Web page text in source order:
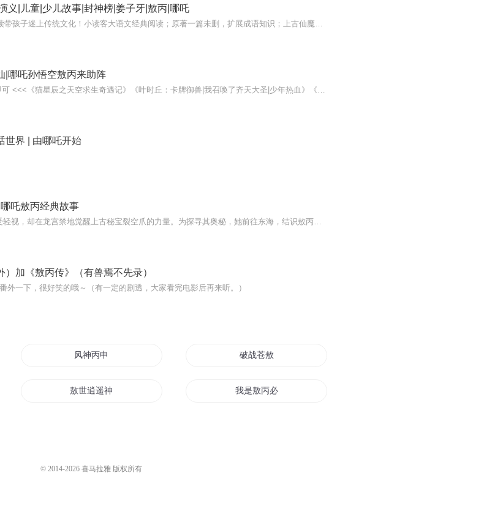
义|儿童|少儿故事|封神榜|姜子牙|敖丙|哪吒
10—16岁青少版，轻松好读带孩子迷上传统文化！小读客大语文经典阅读；原著一篇未删，扩展成语知识；上古仙魔、神话故事、民间传说尽在其中。《写给孩子的封神演义》为《封神演义》原著的中小学生适龄读本，以姜子牙率领的周军、门人、截教诸仙与商军、阐...
|哪吒孙悟空敖丙来助阵
>>>新书推荐，点击链接即可 <<<《猫星辰之天空求生奇遇记》《叶时丘：卡牌御兽|我召唤了齐天大圣|少年热血》《林墨山海降妖传|我的同学是异兽|山海经|校园奇幻》《猫星辰之海岛求生奇遇记|宠兽|囤货|系统|少年成长》《哪吒热血办学校|平凡少年也能变学霸》...
世界 | 由哪吒开始
吒敖丙经典故事
西海龙族公主敖闰从小被受轻视，却在龙宫禁地觉醒上古秘宝裂空爪的力量。为探寻其奥秘，她前往东海，结识敖丙及小珠、朵朵、小贝等伙伴。 众人一同经历海底秘境试炼，当黑暗势力觊觎裂空爪，突袭龙宫，他们与东海龙王并肩作战，击退强敌。最终，在与黑暗首...
加《敖丙传》（有兽焉不先录）
外一下，很好笑的哦～（有一定的剧透，大家看完电影后再来听。）
风神丙申 破战苍敖
敖世逍遥神 我是敖丙必须苟
© 2014-2026 喜马拉雅 版权所有